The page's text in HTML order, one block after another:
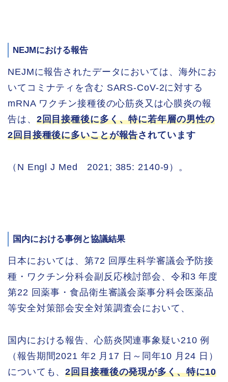
NEJMにおける報告
NEJMに報告されたデータにおいては、海外にお
いてコミナティを含む SARS-CoV-2に対する
mRNA ワクチン接種後の心筋炎又は心膜炎の報
告は、 2回目接種後に多く、特に若年層の男性の
2回目接種後に多いことが報告されています
（N Engl J Med 2021; 385: 2140-9）。
国内における事例と協議結果
日本においては、第72 回厚生科学審議会予防接
種・ワクチン分科会副反応検討部会、令和3 年度
第22 回薬事・食品衛生審議会薬事分科会医薬品
等安全対策部会安全対策調査会において、
国内における報告、心筋炎関連事象疑い210 例
（報告期間2021 年2 月17 日～同年10 月24 日）
についても、2回目接種後の発現が多く、特に10